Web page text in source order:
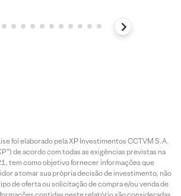
foi elaborado pela XP Investimentos CCTVM S.A.
de acordo com todas as exigências previstas na
tem como objetivo fornecer informações que
a tomar sua própria decisão de investimento, não
de oferta ou solicitação de compra e/ou venda de